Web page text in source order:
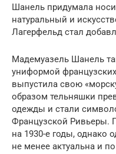
Шанель придумала
натуральный и
Лагерфельд стал
Мадемуазель Шанель
униформой
выпустила свою
образом тельняшки
одежды и стали
Французской Ривьеры.
на 1930-е годы, однако
не менее актуальна и